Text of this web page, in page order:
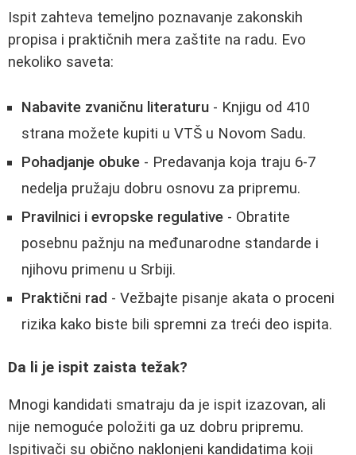
Ispit zahteva temeljno poznavanje zakonskih
propisa i praktičnih mera zaštite na radu. Evo
nekoliko saveta:
Nabavite zvaničnu literaturu - Knjigu od 410
strana možete kupiti u VTŠ u Novom Sadu.
Pohadjanje obuke - Predavanja koja traju 6-7
nedelja pružaju dobru osnovu za pripremu.
Pravilnici i evropske regulative - Obratite
posebnu pažnju na međunarodne standarde i
njihovu primenu u Srbiji.
Praktični rad - Vežbajte pisanje akata o proceni
rizika kako biste bili spremni za treći deo ispita.
Da li je ispit zaista težak?
Mnogi kandidati smatraju da je ispit izazovan, ali
nije nemoguće položiti ga uz dobru pripremu.
Ispitivači su obično naklonjeni kandidatima koji